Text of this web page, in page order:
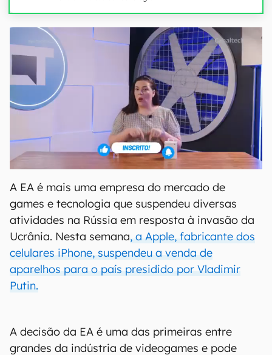
A EA é mais uma empresa do mercado de
games e tecnologia que suspendeu diversas
atividades na Rússia em resposta à invasão da
Ucrânia. Nesta semana, a Apple, fabricante dos
celulares iPhone, suspendeu a venda de
aparelhos para o país presidido por Vladimir
Putin.
A decisão da EA é uma das primeiras entre
grandes da indústria de videogames e pode